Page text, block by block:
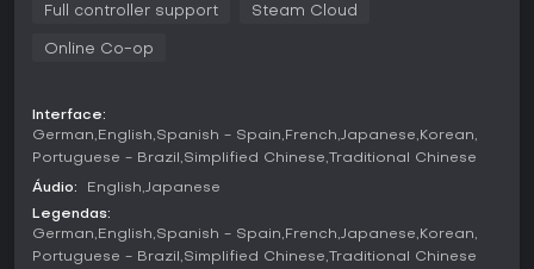
ficam mais fortes, liberando ataques e habilidades
chefes.
posicionamento estratégico e agressividade ousada, com
ritmo frenético que mantém as partidas intensas. Os
jogadores podem personalizar heróis com skins, animações
de entrada e movimentos finais, dando um toque pessoal à
com dublagem adequada que enriquece as batalhas.
Modos de Jogo
Full controller support Steam Cloud
Online Co-op
Interface:
German English Spanish - Spain French Japanese Korean
Portuguese - Brazil
Simplified Chinese Traditional Chinese
Áudio: English Japanese
Legendas:
German English Spanish - Spain French Japanese Korean
Portuguese - Brazil
Simplified Chinese Traditional Chinese